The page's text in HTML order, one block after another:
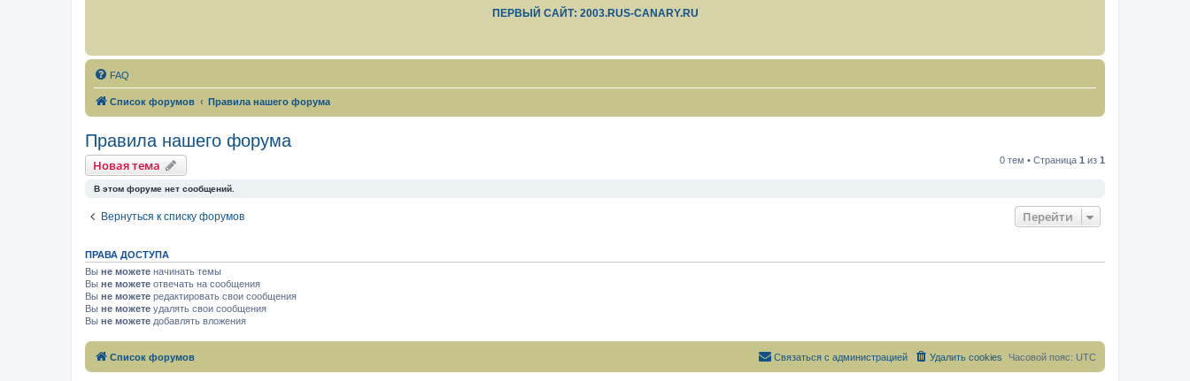
ПЕРВЫЙ САЙТ: 2003.RUS-CANARY.RU
FAQ
Список форумов Правила нашего форума
Правила нашего форума
Новая тема 0 тем • Страница 1 из 1
В этом форуме нет сообщений.
Вернуться к списку форумов Перейти
ПРАВА ДОСТУПА
Вы не можете начинать темы
Вы не можете отвечать на сообщения
Вы не можете редактировать свои сообщения
Вы не можете удалять свои сообщения
Вы не можете добавлять вложения
Список форумов Часовой пояс: UTC
Удалить cookies
Связаться с администрацией